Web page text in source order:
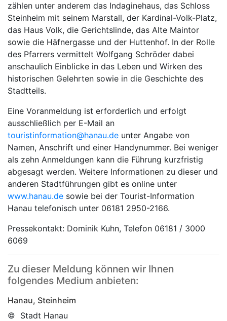
zählen unter anderem das Indaginehaus, das Schloss
Steinheim mit seinem Marstall, der Kardinal-Volk-Platz,
das Haus Volk, die Gerichtslinde, das Alte Maintor
sowie die Häfnergasse und der Huttenhof. In der Rolle
des Pfarrers vermittelt Wolfgang Schröder dabei
anschaulich Einblicke in das Leben und Wirken des
historischen Gelehrten sowie in die Geschichte des
Stadtteils.
Eine Voranmeldung ist erforderlich und erfolgt
ausschließlich per E-Mail an
touristinformation@hanau.de unter Angabe von
Namen, Anschrift und einer Handynummer. Bei weniger
als zehn Anmeldungen kann die Führung kurzfristig
abgesagt werden. Weitere Informationen zu dieser und
anderen Stadtführungen gibt es online unter
www.hanau.de sowie bei der Tourist-Information
Hanau telefonisch unter 06181 2950-2166.
Pressekontakt: Dominik Kuhn, Telefon 06181 / 3000
6069
Zu dieser Meldung können wir Ihnen
folgendes Medium anbieten:
Hanau, Steinheim
© Stadt Hanau